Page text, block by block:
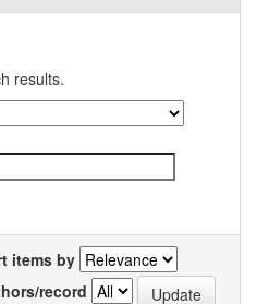
results.
items by
record